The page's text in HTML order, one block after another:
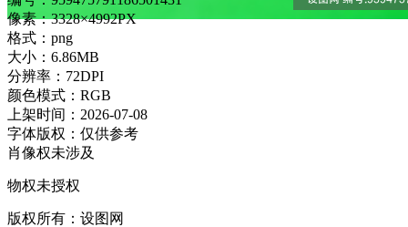
像素：3328×4992PX
格式：png
大小：6.86MB
分辨率：72DPI
颜色模式：RGB
上架时间：2026-07-08
字体版权：仅供参考
肖像权未涉及
物权未授权
版权所有：设图网